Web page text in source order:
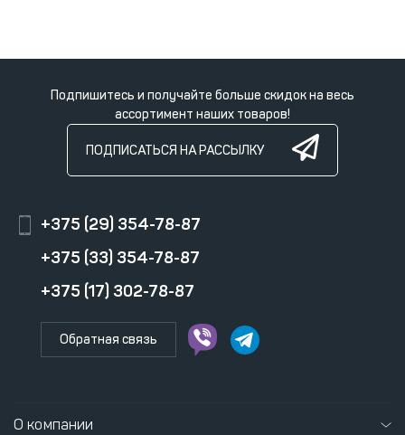
Подпишитесь и получайте больше скидок на весь
ассортимент наших товаров!
ПОДПИСАТЬСЯ НА РАССЫЛКУ
+375 (29) 354-78-87
+375 (33) 354-78-87
+375 (17) 302-78-87
Обратная связь
О компании